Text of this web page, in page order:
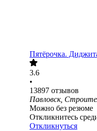
Пятёрочка.
3.6
•
13897 отзывов
Павловск,
Можно без резюме
Откликнитесь
Откликнуться